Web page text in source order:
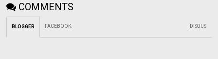
COMMENTS
BLOGGER FACEBOOK: DISQUS